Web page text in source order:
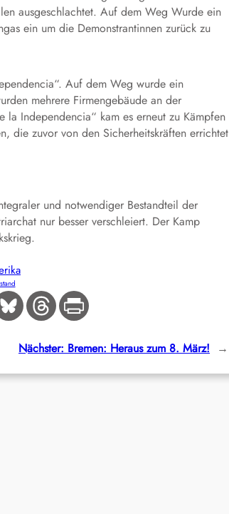
ausgeschlachtet. Auf dem Weg Wurde ein
ein um die Demonstrantinnen zurück zu
Auf dem Weg wurde ein
mehrere Firmengebäude an der
Independencia“ kam es erneut zu Kämpfen
die zuvor von den Sicherheitskräften errichtet
und notwendiger Bestandteil der
nur besser verschleiert. Der Kamp
Nächster: Bremen: Heraus zum 8. März! →